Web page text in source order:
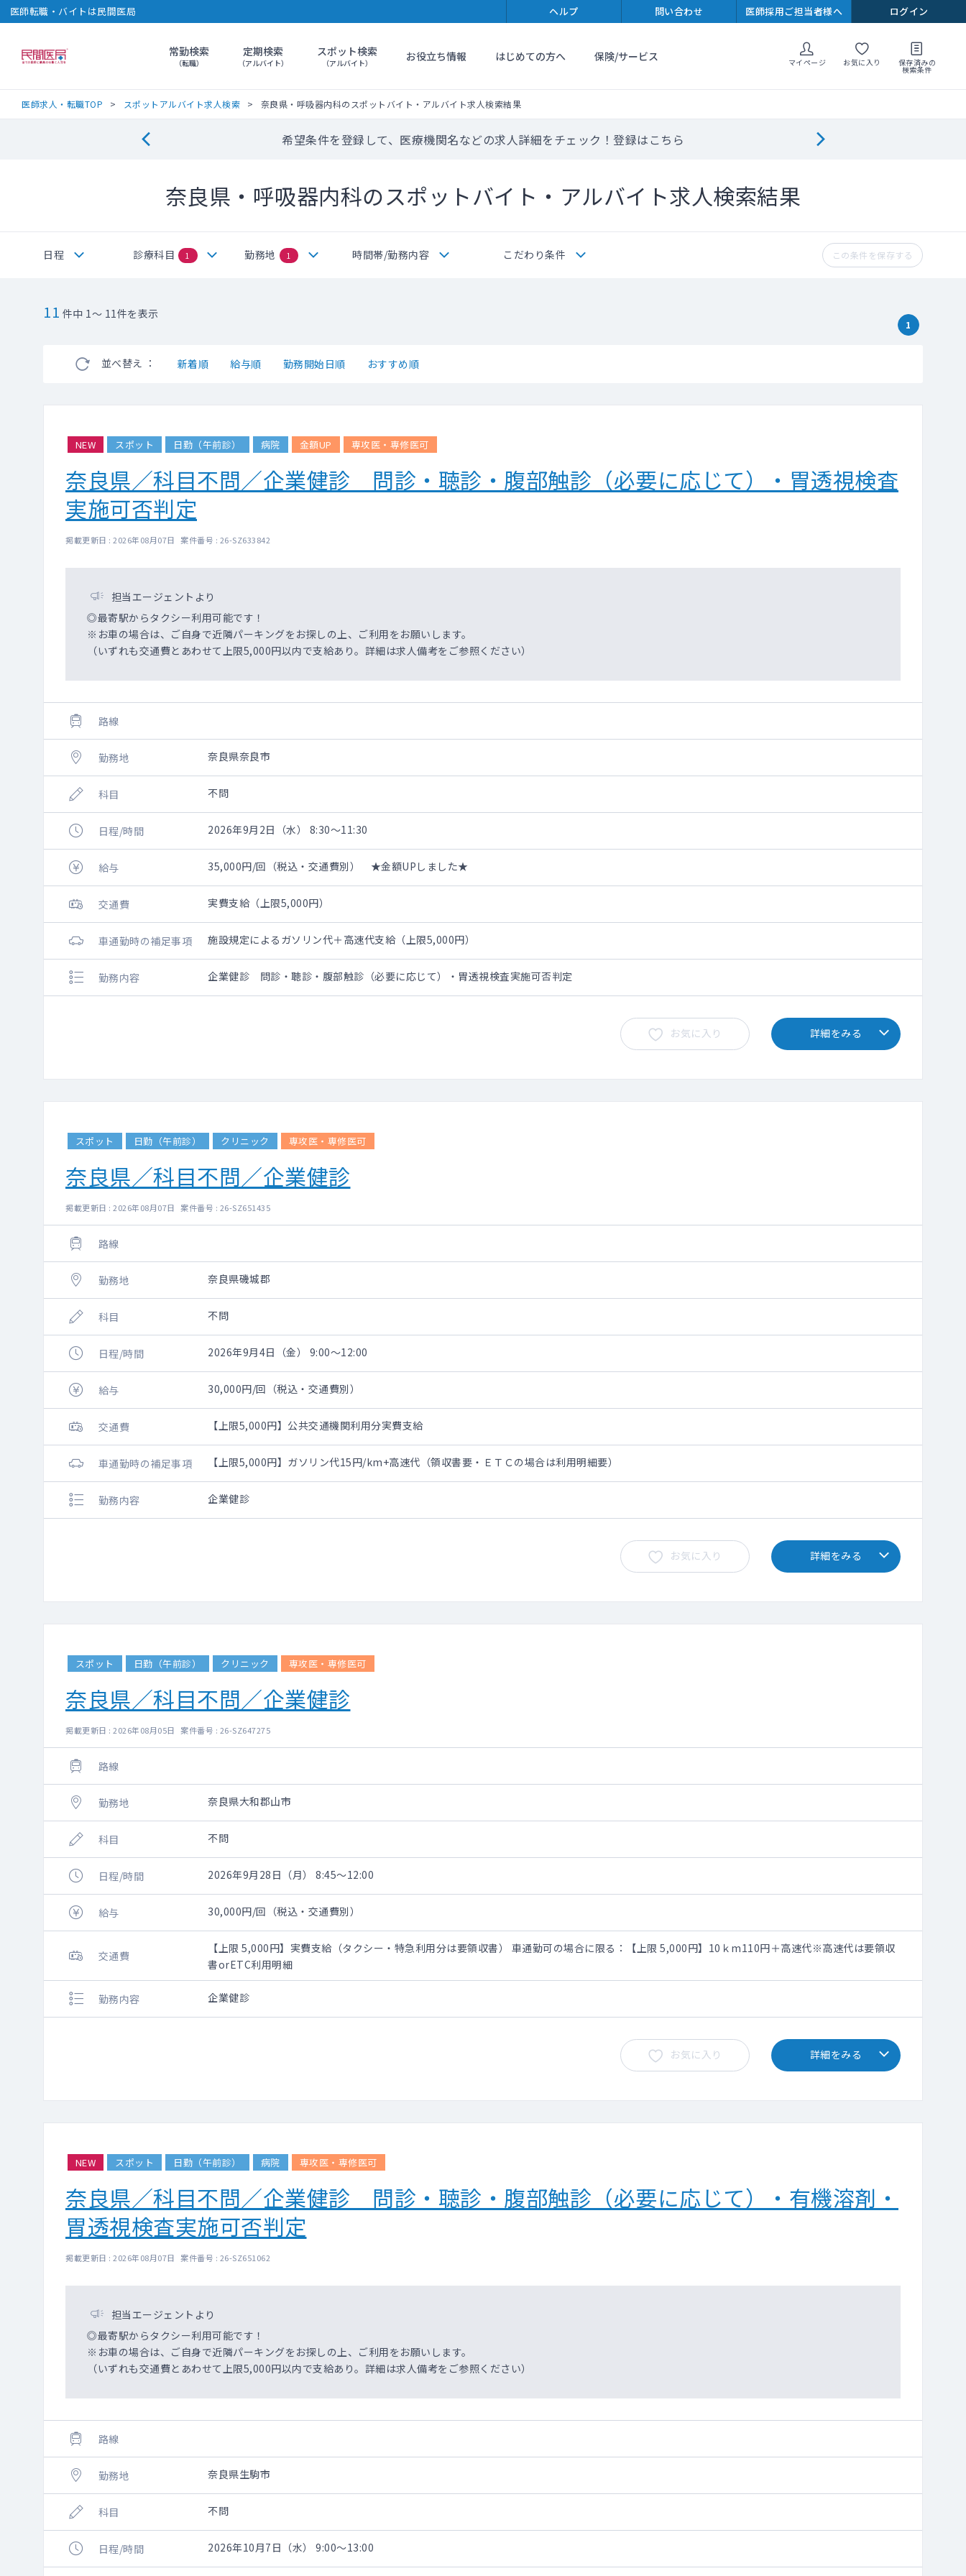
医師転職・バイトは民間医局 ヘルプ 問い合わせ 医師採用ご担当者様へ ログイン
民間医局常勤検索
（転職）
定期検索
（アルバイト）
スポット検索
（アルバイト） お役立ち情報 はじめての方へ 保険/サービス マイページ お気に入り 保存済みの
検索条件
医師求人・転職TOP スポットアルバイト求人検索 奈良県・呼吸器内科のスポットバイト・アルバイト求人検索結果
希望条件を登録して、医療機関名などの求人詳細をチェック！登録はこちら
奈良県・呼吸器内科のスポットバイト・アルバイト求人検索結果
日程 診療科目 1 勤務地 1 時間帯/勤務内容 こだわり条件 この条件を保存する
11 件中 1～ 11件を表示
並べ替え ： 新着順 給与順 勤務開始日順 おすすめ順
1
NEW スポット 日勤（午前診） 病院 金額UP 専攻医・専修医可
奈良県／科目不問／企業健診 問診・聴診・腹部触診（必要に応じて）・胃透視検査
実施可否判定
掲載更新日 : 2026年08月07日 案件番号 : 26-SZ633842
担当エージェントより
◎最寄駅からタクシー利用可能です！
※お車の場合は、ご自身で近隣パーキングをお探しの上、ご利用をお願いします。
（いずれも交通費とあわせて上限5,000円以内で支給あり。詳細は求人備考をご参照ください）
路線
勤務地 奈良県奈良市
科目 不問
日程/時間 2026年9月2日（水） 8:30～11:30
給与 35,000円/回（税込・交通費別） ★金額UPしました★
交通費 実費支給（上限5,000円）
車通勤時の補足事項 施設規定によるガソリン代＋高速代支給（上限5,000円）
勤務内容 企業健診 問診・聴診・腹部触診（必要に応じて）・胃透視検査実施可否判定
お気に入り 詳細をみる
スポット 日勤（午前診） クリニック 専攻医・専修医可
奈良県／科目不問／企業健診
掲載更新日 : 2026年08月07日 案件番号 : 26-SZ651435
路線
勤務地 奈良県磯城郡
科目 不問
日程/時間 2026年9月4日（金） 9:00～12:00
給与 30,000円/回（税込・交通費別）
交通費 【上限5,000円】公共交通機関利用分実費支給
車通勤時の補足事項 【上限5,000円】ガソリン代15円/km+高速代（領収書要・ＥＴＣの場合は利用明細要）
勤務内容 企業健診
お気に入り 詳細をみる
スポット 日勤（午前診） クリニック 専攻医・専修医可
奈良県／科目不問／企業健診
掲載更新日 : 2026年08月05日 案件番号 : 26-SZ647275
路線
勤務地 奈良県大和郡山市
科目 不問
日程/時間 2026年9月28日（月） 8:45～12:00
給与 30,000円/回（税込・交通費別）
交通費
【上限 5,000円】実費支給（タクシー・特急利用分は要領収書） 車通勤可の場合に限る：【上限 5,000円】10ｋm110円＋高速代※高速代は要領収
書orETC利用明細
勤務内容 企業健診
お気に入り 詳細をみる
NEW スポット 日勤（午前診） 病院 専攻医・専修医可
奈良県／科目不問／企業健診 問診・聴診・腹部触診（必要に応じて）・有機溶剤・
胃透視検査実施可否判定
掲載更新日 : 2026年08月07日 案件番号 : 26-SZ651062
担当エージェントより
◎最寄駅からタクシー利用可能です！
※お車の場合は、ご自身で近隣パーキングをお探しの上、ご利用をお願いします。
（いずれも交通費とあわせて上限5,000円以内で支給あり。詳細は求人備考をご参照ください）
路線
勤務地 奈良県生駒市
科目 不問
日程/時間 2026年10月7日（水） 9:00～13:00